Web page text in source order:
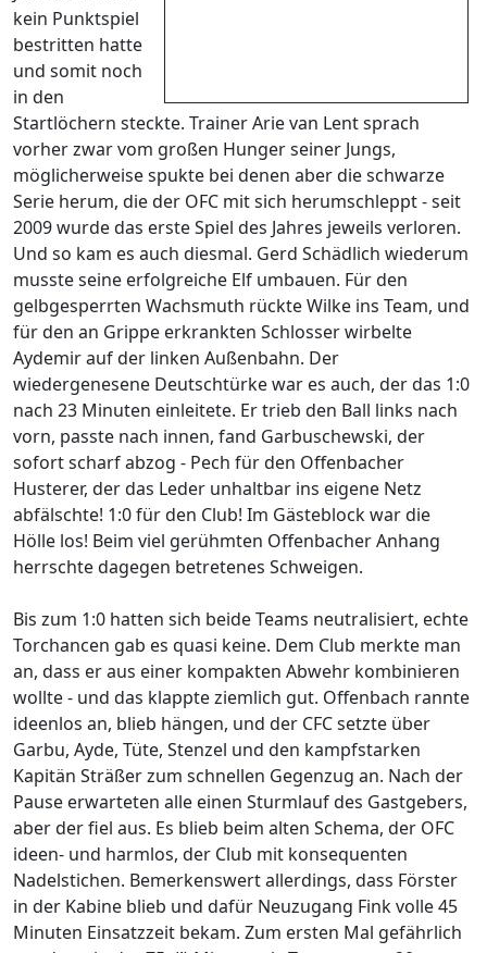
kein Punktspiel
bestritten hatte
und somit noch
in den
Startlöchern steckte. Trainer Arie van Lent sprach
vorher zwar vom großen Hunger seiner Jungs,
möglicherweise spukte bei denen aber die schwarze
Serie herum, die der OFC mit sich herumschleppt - seit
2009 wurde das erste Spiel des Jahres jeweils verloren.
Und so kam es auch diesmal. Gerd Schädlich wiederum
musste seine erfolgreiche Elf umbauen. Für den
gelbgesperrten Wachsmuth rückte Wilke ins Team, und
für den an Grippe erkrankten Schlosser wirbelte
Aydemir auf der linken Außenbahn. Der
wiedergenesene Deutschtürke war es auch, der das 1:0
nach 23 Minuten einleitete. Er trieb den Ball links nach
vorn, passte nach innen, fand Garbuschewski, der
sofort scharf abzog - Pech für den Offenbacher
Husterer, der das Leder unhaltbar ins eigene Netz
abfälschte! 1:0 für den Club! Im Gästeblock war die
Hölle los! Beim viel gerühmten Offenbacher Anhang
herrschte dagegen betretenes Schweigen.
Bis zum 1:0 hatten sich beide Teams neutralisiert, echte
Torchancen gab es quasi keine. Dem Club merkte man
an, dass er aus einer kompakten Abwehr kombinieren
wollte - und das klappte ziemlich gut. Offenbach rannte
ideenlos an, blieb hängen, und der CFC setzte über
Garbu, Ayde, Tüte, Stenzel und den kampfstarken
Kapitän Sträßer zum schnellen Gegenzug an. Nach der
Pause erwarteten alle einen Sturmlauf des Gastgebers,
aber der fiel aus. Es blieb beim alten Schema, der OFC
ideen- und harmlos, der Club mit konsequenten
Nadelstichen. Bemerkenswert allerdings, dass Förster
in der Kabine blieb und dafür Neuzugang Fink volle 45
Minuten Einsatzzeit bekam. Zum ersten Mal gefährlich